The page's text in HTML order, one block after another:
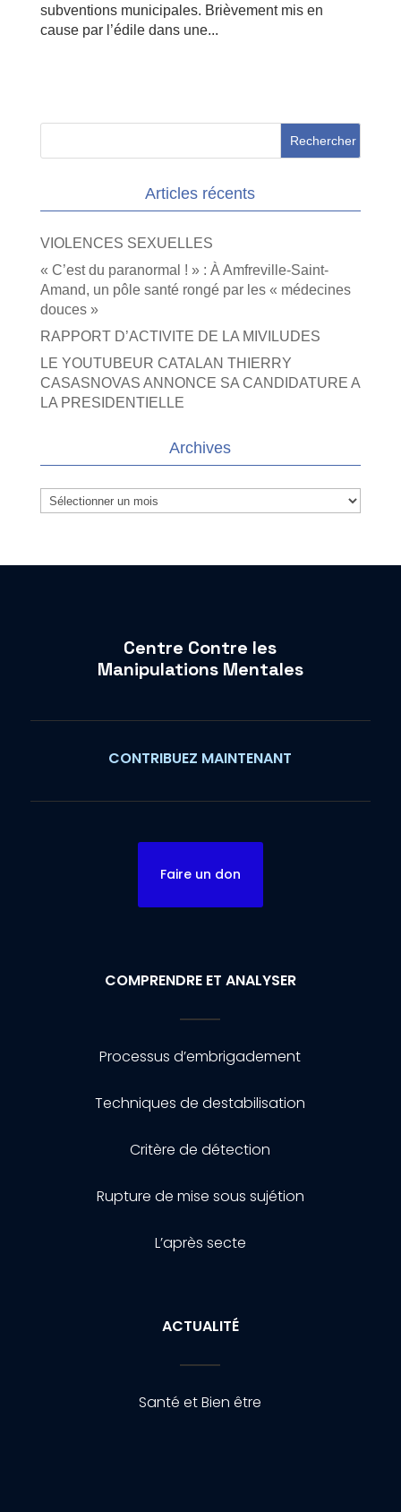
subventions municipales. Brièvement mis en
cause par l’édile dans une...
Articles récents
VIOLENCES SEXUELLES
« C’est du paranormal ! » : À Amfreville-Saint-
Amand, un pôle santé rongé par les « médecines
douces »
RAPPORT D’ACTIVITE DE LA MIVILUDES
LE YOUTUBEUR CATALAN THIERRY
CASASNOVAS ANNONCE SA CANDIDATURE A
LA PRESIDENTIELLE
Archives
Archives
Centre Contre les
Manipulations Mentales
CONTRIBUEZ MAINTENANT
Faire un don
COMPRENDRE ET ANALYSER
Processus d’embrigadement
Techniques de destabilisation
Critère de détection
Rupture de mise sous sujétion
L’après secte
ACTUALITÉ
Santé et Bien être